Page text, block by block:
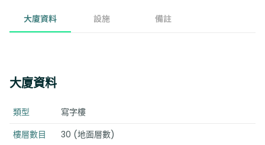
大廈資料 設施 備註
大廈資料
類型
寫字樓
樓層數目
30 (地面層數)